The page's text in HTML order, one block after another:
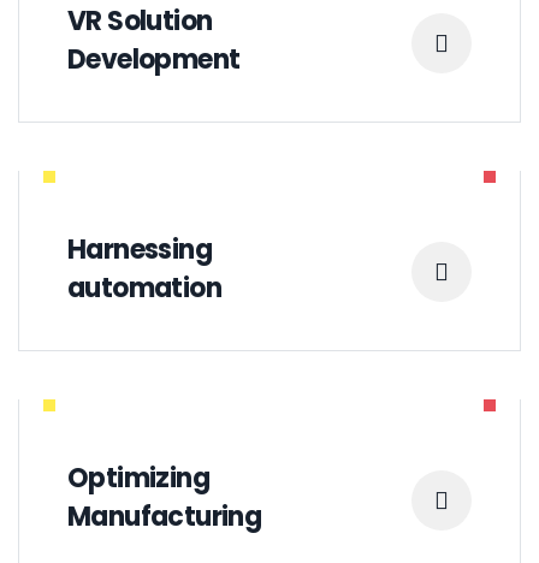
VR Solution
Development
Harnessing
automation
Optimizing
Manufacturing